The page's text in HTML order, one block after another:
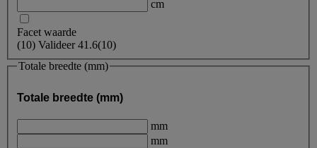
cm
Facet waarde
(10) Valideer41.6(10)
Totale breedte (mm)
Totale breedte (mm)
mm
mm